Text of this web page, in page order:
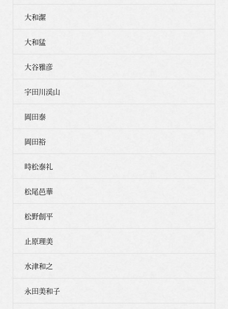
大和潔
大和猛
大谷雅彦
宇田川渓山
岡田泰
岡田裕
時松泰礼
松尾邑華
松野創平
止原理美
水津和之
永田美和子